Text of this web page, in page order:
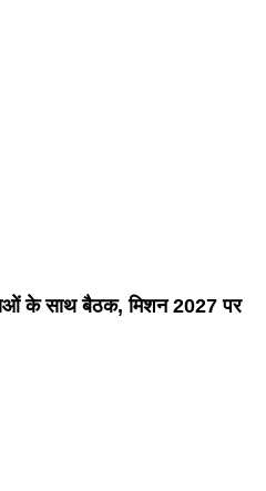
के साथ बैठक, मिशन 2027 पर